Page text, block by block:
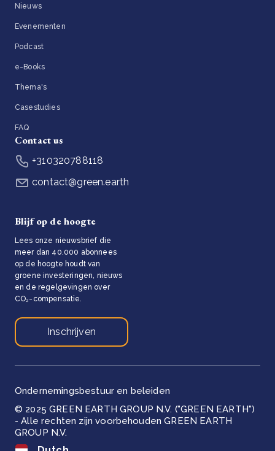
Nieuws
Evenementen
Podcast
e-Books
Thema's
Casestudies
FAQ
Contact us
+310320788118
contact@green.earth
Blijf op de hoogte
Lees onze nieuwsbrief die
meer dan 40.000 abonnees
op de hoogte houdt van
groene investeringen, nieuws
en de regelgevingen over
CO₂-compensatie.
Inschrijven
© 2025 GREEN EARTH GROUP N.V. ("GREEN EARTH")
- Alle rechten zijn voorbehouden GREEN EARTH
GROUP N.V.
Ondernemingsbestuur en beleiden